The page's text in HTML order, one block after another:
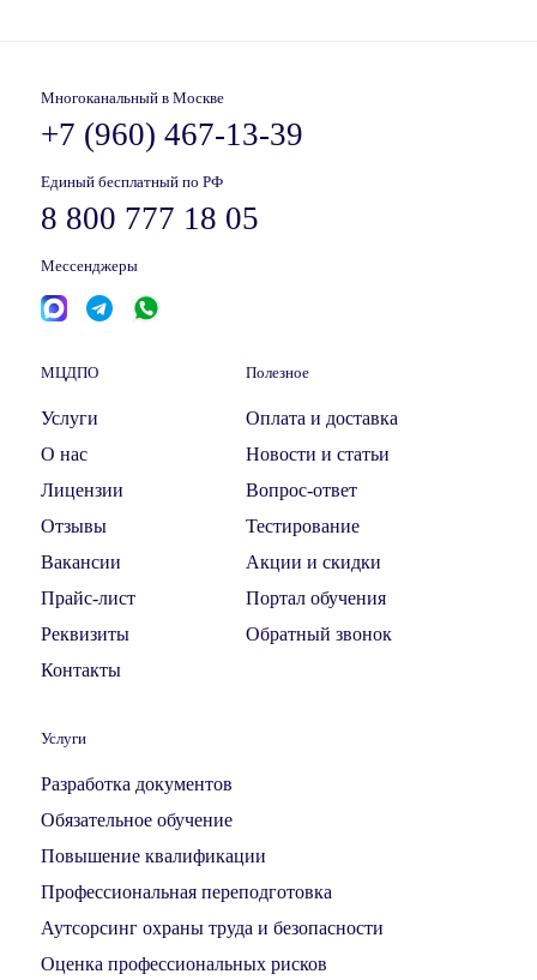
Многоканальный в Москве
+7 (960) 467-13-39
Единый бесплатный по РФ
8 800 777 18 05
Мессенджеры
МЦДПО
Услуги
О нас
Лицензии
Отзывы
Вакансии
Прайс-лист
Реквизиты
Контакты
Полезное
Оплата и доставка
Новости и статьи
Вопрос-ответ
Тестирование
Акции и скидки
Портал обучения
Обратный звонок
Услуги
Разработка документов
Обязательное обучение
Повышение квалификации
Профессиональная переподготовка
Аутсорсинг охраны труда и безопасности
Оценка профессиональных рисков